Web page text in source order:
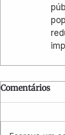
Comentários